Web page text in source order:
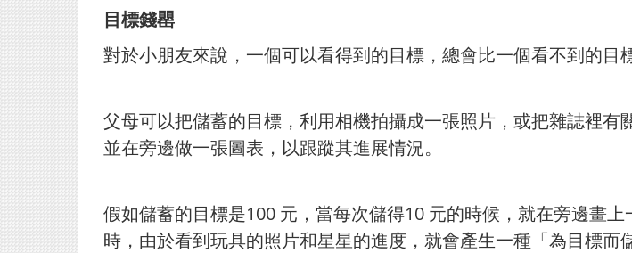
目標錢罌
對於小朋友來說，一個可以看得到的目標，總會比一個看不到的目
父母可以把儲蓄的目標，利用相機拍攝成一張照片，或把雜誌裡
並在旁邊做一張圖表，以跟蹤其進展情況。
假如儲蓄的目標是100 元，當每次儲得10 元的時候，就在旁邊畫
時，由於看到玩具的照片和星星的進度，就會產生一種「為目標而